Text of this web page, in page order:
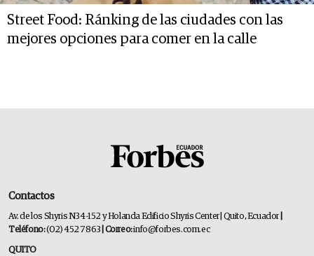
Street Food: Ránking de las ciudades con las
mejores opciones para comer en la calle
Contactos
Av. de los Shyris N34-152 y Holanda Edificio Shyris Center | Quito, Ecuador
Teléfono:(02) 452 7863 | Correo:info@forbes.com.ec
QUITO